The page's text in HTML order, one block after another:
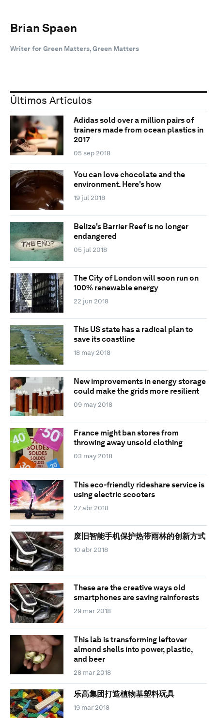
Brian Spaen
Writer for Green Matters, Green Matters
Últimos Artículos
Adidas sold over a million pairs of
trainers made from ocean plastics in
2017
05 sep 2018
You can love chocolate and the
environment. Here's how
19 jul 2018
Belize's Barrier Reef is no longer
endangered
05 jul 2018
The City of London will soon run on
100% renewable energy
22 jun 2018
This US state has a radical plan to
save its coastline
18 may 2018
New improvements in energy storage
could make the grids more resilient
09 may 2018
France might ban stores from
throwing away unsold clothing
03 may 2018
This eco-friendly rideshare service is
using electric scooters
27 abr 2018
废旧智能手机保护热带雨林的创新方式
10 abr 2018
These are the creative ways old
smartphones are saving rainforests
29 mar 2018
This lab is transforming leftover
almond shells into power, plastic,
and beer
28 mar 2018
乐高集团打造植物基塑料玩具
19 mar 2018